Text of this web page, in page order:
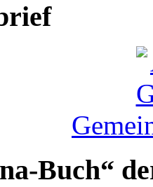
Buch“